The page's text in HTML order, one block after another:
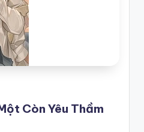
Còn Yêu Thầm